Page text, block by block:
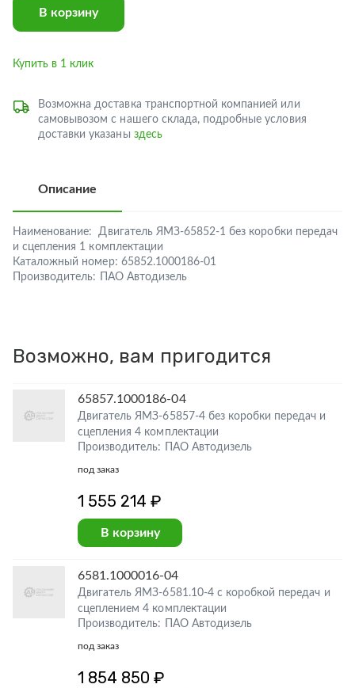
В корзину
Купить в 1 клик
Возможна доставка транспортной компанией или
самовывозом с нашего склада, подробные условия
доставки указаны здесь
Описание
Наименование:
Двигатель ЯМЗ-65852-1 без коробки передач
и сцепления 1 комплектации
Каталожный номер: 65852.1000186-01
Производитель:
ПАО Автодизель
Возможно, вам пригодится
65857.1000186-04
Двигатель ЯМЗ-65857-4 без коробки передач и
сцепления 4 комплектации
Производитель: ПАО Автодизель
под заказ
1 555 214 ₽
В корзину
6581.1000016-04
Двигатель ЯМЗ-6581.10-4 с коробкой передач и
сцеплением 4 комплектации
Производитель: ПАО Автодизель
под заказ
1 854 850 ₽